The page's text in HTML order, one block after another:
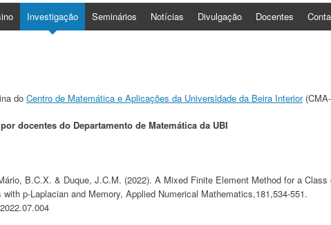
Investigação Seminários Notícias Divulgação Docentes
do Centro de Matemática e Aplicações da Universidade da Beira Interior
docentes do Departamento de Matemática da UBI
B.C.X. & Duque, J.C.M. (2022). A Mixed Finite Element Method for a
with p-Laplacian and Memory, Applied Numerical Mathematics,181,534-551.